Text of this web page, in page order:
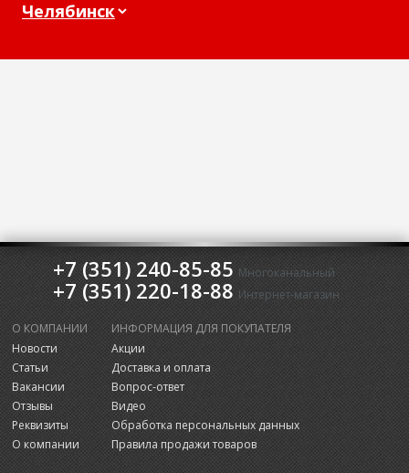
+7 (351) 240-85-85 Многоканальный
+7 (351) 220-18-88 Интернет-магазин
О КОМПАНИИ
Новости
Статьи
Вакансии
Отзывы
Реквизиты
О компании
ИНФОРМАЦИЯ ДЛЯ ПОКУПАТЕЛЯ
Акции
Доставка и оплата
Вопрос-ответ
Видео
Обработка персональных данных
Правила продажи товаров